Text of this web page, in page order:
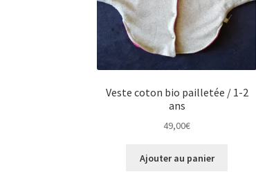
Veste coton bio pailletée / 1-2
ans
49,00€
Ajouter au panier